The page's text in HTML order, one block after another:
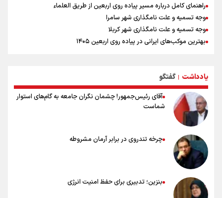
راهنمای کامل درباره مسیر پیاده روی اربعین از طریق العلماء
وجه تسمیه و علت نامگذاری شهر سامرا
وجه تسمیه و علت نامگذاری شهر کربلا
بهترین موکب‌های ایرانی در پیاده روی اربعین ۱۴۰۵
۲۰ نکته دوستانه درباره پیاده روی اربعین و عراقی ها
یادداشت | گفتگو
آقای رئیس‌جمهور! چشمان نگران جامعه به گام‌های استوار
شماست
چرخه تندروی در برابر آرمان مشروطه
بنزین؛ تدبیری برای حفظ امنیت انرژی